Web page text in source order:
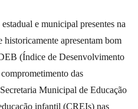
e municipal presentes na
historicamente apresentam bom
(Índice de Desenvolvimento
das
Municipal de Educação
infantil (CREIs) nas